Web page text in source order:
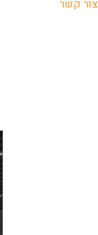
צור קשר